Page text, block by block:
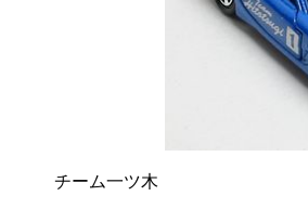
チーム一ツ木